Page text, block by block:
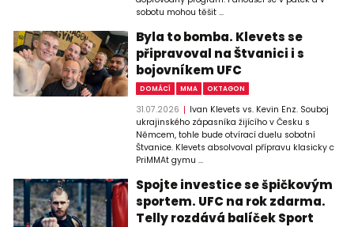
sobotu mohou těšit ...
Byla to bomba. Klevets se
připravoval na Štvanici i s
bojovníkem UFC
DOMÁCÍ MMA OKTAGON
31.07.2026
Ivan Klevets vs. Kevin Enz. Souboj
ukrajinského zápasníka žijícího v Česku s
Němcem, tohle bude otvírací duelu sobotní
Štvanice. Klevets absolvoval přípravu klasicky c
PriMMAt gymu ...
Spojte investice se špičkovým
sportem. UFC na rok zdarma.
Telly rozdává balíček Sport